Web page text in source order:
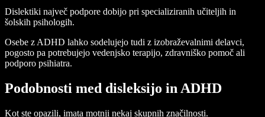
Dislektiki največ podpore dobijo pri specializiranih učiteljih in
šolskih psihologih.
Osebe z ADHD lahko sodelujejo tudi z izobraževalnimi delavci,
pogosto pa potrebujejo vedenjsko terapijo, zdravniško pomoč ali
podporo psihiatra.
Podobnosti med disleksijo in ADHD
Kot ste opazili, imata motnji nekaj skupnih značilnosti.